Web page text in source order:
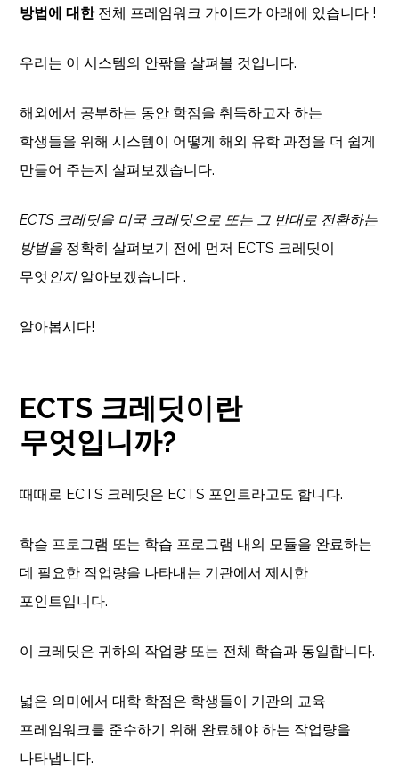
방법에 대한전체 프레임워크 가이드가 아래에 있습니다 !
우리는 이 시스템의 안팎을 살펴볼 것입니다.
해외에서 공부하는 동안 학점을 취득하고자 하는
학생들을 위해 시스템이 어떻게 해외 유학 과정을 더 쉽게
만들어 주는지 살펴보겠습니다.
ECTS 크레딧을 미국 크레딧으로 또는 그 반대로 전환하는
방법을 정확히 살펴보기 전에 먼저 ECTS 크레딧이
무엇 인지알아보겠습니다 .
알아봅시다!
ECTS 크레딧이란
무엇입니까?
때때로 ECTS 크레딧은 ECTS 포인트라고도 합니다.
학습 프로그램 또는 학습 프로그램 내의 모듈을 완료하는
데 필요한 작업량을 나타내는 기관에서 제시한
포인트입니다.
이 크레딧은 귀하의 작업량 또는 전체 학습과 동일합니다.
넓은 의미에서 대학 학점은 학생들이 기관의 교육
프레임워크를 준수하기 위해 완료해야 하는 작업량을
나타냅니다.